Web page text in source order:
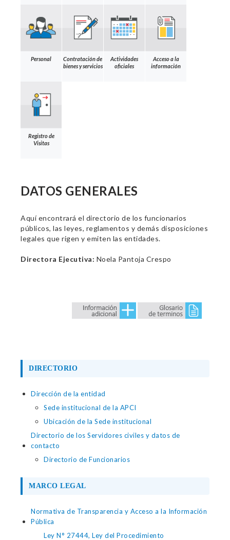
Personal
Contratación de
bienes y servicios
Actividades
oficiales
Acceso a la
información
Registro de
Visitas
DATOS GENERALES
Aquí encontrará el directorio de los funcionarios
públicos, las leyes, reglamentos y demás disposiciones
legales que rigen y emiten las entidades.
Directora Ejecutiva: Noela Pantoja Crespo
DIRECTORIO
Dirección de la entidad
Sede institucional de la APCI
Ubicación de la Sede institucional
Directorio de los Servidores civiles y datos de
contacto
Directorio de Funcionarios
MARCO LEGAL
Normativa de Transparencia y Acceso a la Información
Pública
Ley N° 27444, Ley del Procedimiento